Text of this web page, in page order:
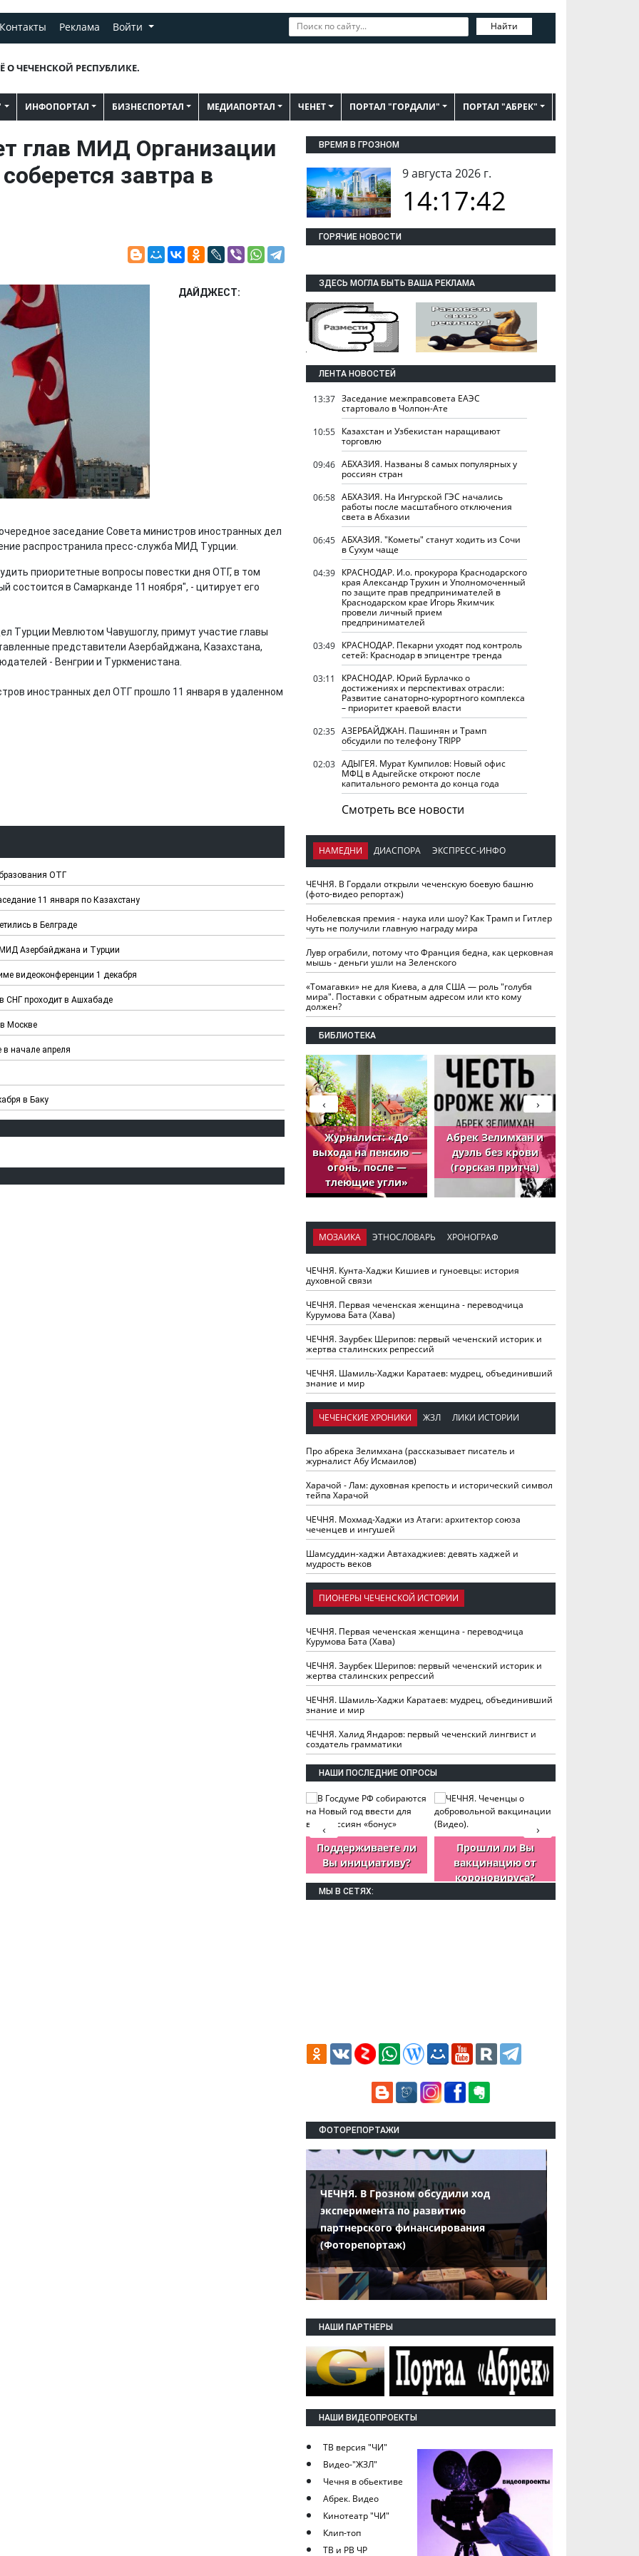
Контакты Реклама Войти Найти
О ЧЕЧЕНСКОЙ РЕСПУБЛИКЕ.
ИНФОПОРТАЛ БИЗНЕСПОРТАЛ МЕДИАПОРТАЛ ЧЕНЕТ ПОРТАЛ "ГОРДАЛИ" ПОРТАЛ "АБРЕК"
МИД Организации
завтра в
ДАЙДЖЕСТ:
заседание Совета министров иностранных дел
распространила пресс-служба МИД Турции.
приоритетные вопросы повестки дня ОТГ, в том
состоится в Самарканде 11 ноября", - цитирует его
Турции Мевлютом Чавушоглу, примут участие главы
представители Азербайджана, Казахстана,
- Венгрии и Туркменистана.
иностранных дел ОТГ прошло 11 января в удаленном
ОТГ
11 января по Казахстану
в Белграде
Азербайджана и Турции
видеоконференции 1 декабря
СНГ проходит в Ашхабаде
Москве
начале апреля
в Баку
ВРЕМЯ В ГРОЗНОМ
9 августа 2026 г.
14:17:43
ГОРЯЧИЕ НОВОСТИ
ЗДЕСЬ МОГЛА БЫТЬ ВАША РЕКЛАМА
ЛЕНТА НОВОСТЕЙ
13:37 Заседание межправсовета ЕАЭС
стартовало в Чолпон-Ате
10:55 Казахстан и Узбекистан наращивают
торговлю
09:46 АБХАЗИЯ. Названы 8 самых популярных у
россиян стран
06:58 АБХАЗИЯ. На Ингурской ГЭС начались
работы после масштабного отключения
света в Абхазии
06:45 АБХАЗИЯ. "Кометы" станут ходить из Сочи
в Сухум чаще
04:39 КРАСНОДАР. И.о. прокурора Краснодарского
края Александр Трухин и Уполномоченный
по защите прав предпринимателей в
Краснодарском крае Игорь Якимчик
провели личный прием
предпринимателей
03:49 КРАСНОДАР. Пекарни уходят под контроль
сетей: Краснодар в эпицентре тренда
03:11
КРАСНОДАР. Юрий Бурлачко о
достижениях и перспективах отрасли:
Развитие санаторно-курортного комплекса
– приоритет краевой власти
02:35 АЗЕРБАЙДЖАН. Пашинян и Трамп
обсудили по телефону TRIPP
02:03 АДЫГЕЯ. Мурат Кумпилов: Новый офис
МФЦ в Адыгейске откроют после
капитального ремонта до конца года
Смотреть все новости
НАМЕДНИ ДИАСПОРА ЭКСПРЕСС-ИНФО
ЧЕЧНЯ. В Гордали открыли чеченскую боевую башню
(фото-видео репортаж)
Нобелевская премия - наука или шоу? Как Трамп и Гитлер
чуть не получили главную награду мира
Лувр ограбили, потому что Франция бедна, как церковная
мышь - деньги ушли на Зеленского
«Томагавки» не для Киева, а для США — роль "голубя
мира". Поставки с обратным адресом или кто кому
должен?
БИБЛИОТЕКА
ЧЕЧНЯ. Обарг Варин
ЧЕЧНЯ. Хьаьжин
Журналист: «До
выхода на пенсию —
огонь, после —
тлеющие угли»
Абрек Зелимхан и
дуэль без крови
(горская притча)
›
‹
МОЗАИКА ЭТНОСЛОВАРЬ ХРОНОГРАФ
ЧЕЧНЯ. Кунта-Хаджи Кишиев и гуноевцы: история
духовной связи
ЧЕЧНЯ. Первая чеченская женщина - переводчица
Курумова Бата (Хава)
ЧЕЧНЯ. Заурбек Шерипов: первый чеченский историк и
жертва сталинских репрессий
ЧЕЧНЯ. Шамиль-Хаджи Каратаев: мудрец, объединивший
знание и мир
ЧЕЧЕНСКИЕ ХРОНИКИ ЖЗЛ ЛИКИ ИСТОРИИ
Про абрека Зелимхана (рассказывает писатель и
журналист Абу Исмаилов)
Харачой - Лам: духовная крепость и исторический символ
тейпа Харачой
ЧЕЧНЯ. Мохмад-Хаджи из Атаги: архитектор союза
чеченцев и ингушей
Шамсуддин-хаджи Автахаджиев: девять хаджей и
мудрость веков
ПИОНЕРЫ ЧЕЧЕНСКОЙ ИСТОРИИ
ЧЕЧНЯ. Первая чеченская женщина - переводчица
Курумова Бата (Хава)
ЧЕЧНЯ. Заурбек Шерипов: первый чеченский историк и
жертва сталинских репрессий
ЧЕЧНЯ. Шамиль-Хаджи Каратаев: мудрец, объединивший
знание и мир
ЧЕЧНЯ. Халид Яндаров: первый чеченский лингвист и
создатель грамматики
НАШИ ПОСЛЕДНИЕ ОПРОСЫ
Поддерживаете ли
Вы инициативу?
Прошли ли Вы
вакцинацию от
короновируса?
›
‹
МЫ В СЕТЯХ:
ФОТОРЕПОРТАЖИ
ЧЕЧНЯ. В Грозном обсудили ход
эксперимента по развитию
партнерского финансирования
(Фоторепортаж)
НАШИ ПАРТНЕРЫ
НАШИ ВИДЕОПРОЕКТЫ
ТВ версия "ЧИ"
Видео-"ЖЗЛ"
Чечня в обьективе
Абрек. Видео
Кинотеатр "ЧИ"
Клип-топ
ТВ и РВ ЧР